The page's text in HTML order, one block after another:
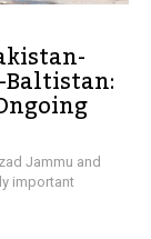
Jammu and
important